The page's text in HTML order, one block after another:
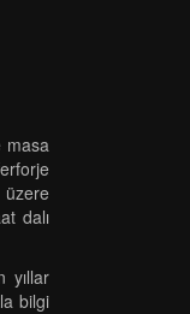
masa
üzere
dalı
yıllar
bilgi